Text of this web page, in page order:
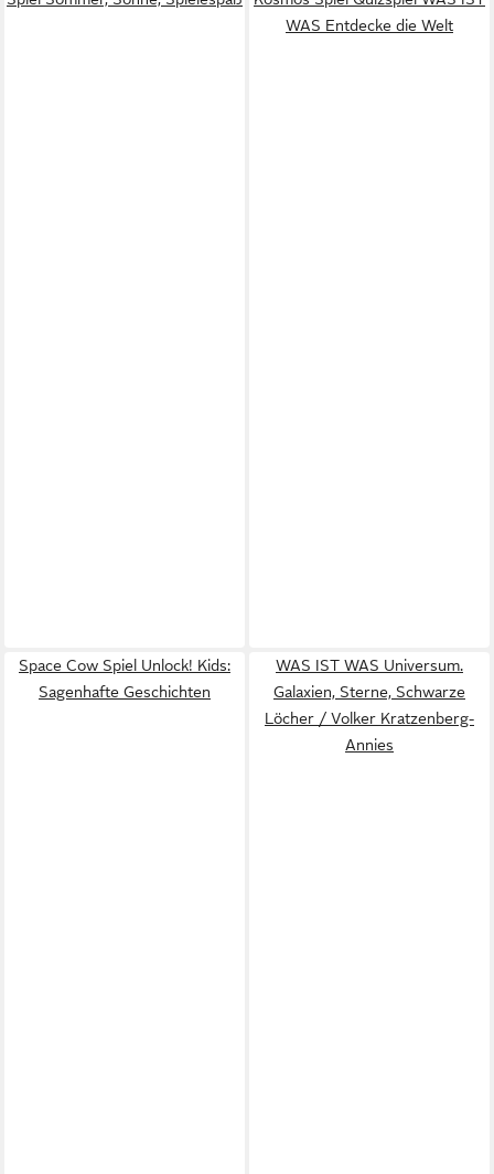
WAS Entdecke die Welt
Space Cow Spiel Unlock! Kids:
Sagenhafte Geschichten
WAS IST WAS Universum.
Galaxien, Sterne, Schwarze
Löcher / Volker Kratzenberg-
Annies